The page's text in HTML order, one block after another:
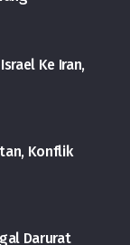
Ke Iran,
Konflik
Darurat